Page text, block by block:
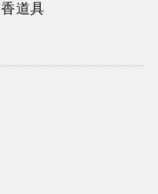
香道具